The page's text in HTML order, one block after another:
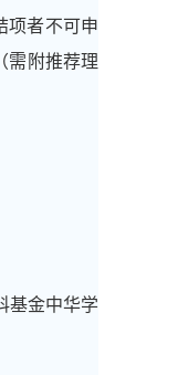
项者不可申
需附推荐理
基金中华学